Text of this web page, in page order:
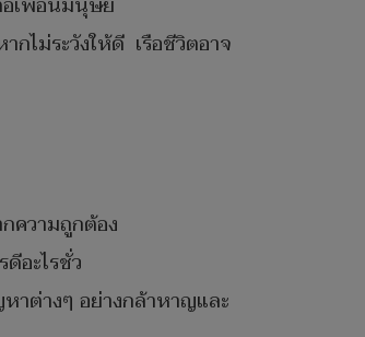
ไม่ระวังให้ดี เรือชีวิตอาจ
ความถูกต้อง
อะไรชั่ว
าต่างๆ อย่างกล้าหาญและ